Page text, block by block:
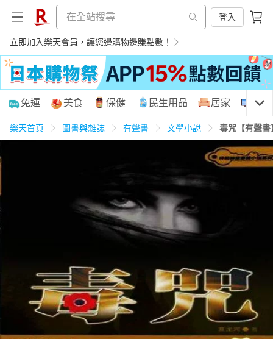
登入
立即加入樂天會員，讓您邊購物邊賺點數！
購物網分類
民生用品
3C家電 運動休閒
化妝保養 情趣用品
日本購物 電子/紙本書
免運 美食 保健 民生用品 居家 3C
樂天首頁 圖書與雜誌 有聲書 文學小說 毒咒【有聲書